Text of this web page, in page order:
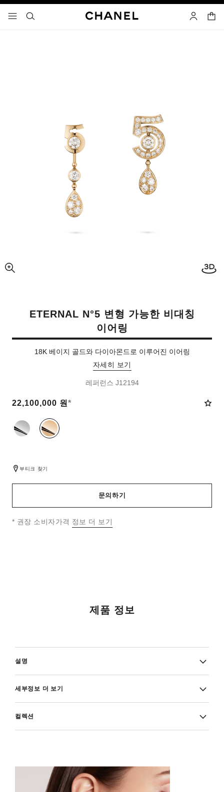
메뉴 - 기본 탐색
- 네비게이션
검색 마이 페
장바
3D
사진 확대 보기
ETERNAL N°5 변형 가능한 비대칭
이어링
18K 베이지 골드와 다이아몬드로 이루어진 이어링
자세히 보기
레퍼런스 J12194
22,100,000 원 *
다른 색상(2)
부티크 찾기
문의하기
↩
* 권장 소비자가격 정보 더 보기
제품 정보
설명
세부정보 더 보기
컬렉션